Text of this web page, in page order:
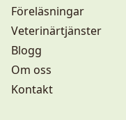
Föreläsningar
Veterinärtjänster
Blogg
Om oss
Kontakt